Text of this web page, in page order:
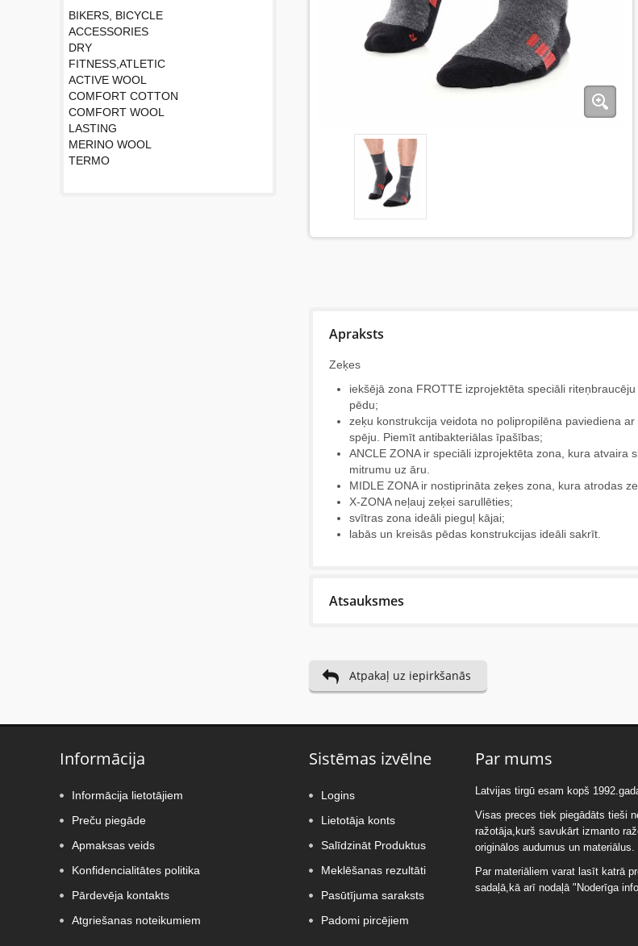
Apraksts
Zeķes
iekšējā zona FROTTE izprojektēta speciāli
pēdu;
zeķu konstrukcija veidota no polipropilēna paviediena
spēju. Piemīt antibakteriālas īpašības;
ANCLE ZONA ir speciāli izprojektēta zona, kura
mitrumu uz āru.
MIDLE ZONA ir nostiprināta zeķes zona, kura atrodas
X-ZONA neļauj zeķei sarullēties;
svītras zona ideāli pieguļ kājai;
labās un kreisās pēdas konstrukcijas ideāli sakrīt.
Atsauksmes
Otrdiena, 31 Marts 2020
Uzrakstiet atsauksmi....(min. 10, max. 2000 simboli)
Vispirms: Novērtējiet preci. Lūdzu izvēlieties vērtējumu no
Novērtējums:
Atpakaļ uz iepirkšanās
BIKERS, BICYCLE
ACCESSORIES
DRY
FITNESS,ATLETIC
ACTIVE WOOL
COMFORT COTTON
COMFORT WOOL
LASTING
MERINO WOOL
TERMO
Informācija
Informācija lietotājiem
Preču piegāde
Apmaksas veids
Konfidencialitātes politika
Pārdevēja kontakts
Atgriešanas noteikumiem
Sistēmas izvēlne
Logins
Lietotāja konts
Salīdzināt Produktus
Meklēšanas rezultāti
Pasūtījuma saraksts
Padomi pircējiem
Par mums
Latvijas tirgū esam kopš
Visas preces tiek piegādāts tieši
ražotāja,kurš savukārt izmanto
originālos audumus un materiālus.
Par materiāliem varat lasīt katrā
sadaļā,kā arī nodaļā "Noderīga